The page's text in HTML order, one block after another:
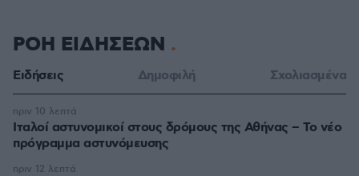
ΡΟΗ ΕΙΔΗΣΕΩΝ
Ειδήσεις Δημοφιλή Σχολιασμένα
Ιταλοί αστυνομικοί στους δρόμους της Αθήνας – Το νέο
πρόγραμμα αστυνόμευσης
πριν 10 λεπτά
πριν 12 λεπτά